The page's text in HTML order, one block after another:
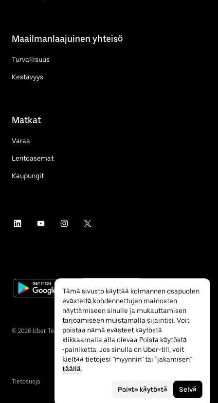
Maailmanlaajuinen yhteisö
Turvallisuus
Kestävyys
Matkat
Varaa
Lentoasemat
Kaupungit
© 2026 Uber Technologies Inc.
Tietosuoja
Tämä sivusto käyttää kolmannen osapuolen
evästeitä kohdennettujen mainosten
näyttämiseen sinulle ja mukauttamisen
tarjoamiseen muistamalla sijaintisi. Voit
poistaa nämä evästeet käytöstä
klikkaamalla alla olevaa Poista käytöstä
‐painiketta. Jos sinulla on Uber-tili, voit
kieltää tietojesi ”myynnin” tai ”jakamisen”
täällä.
Poista käytöstä Selvä